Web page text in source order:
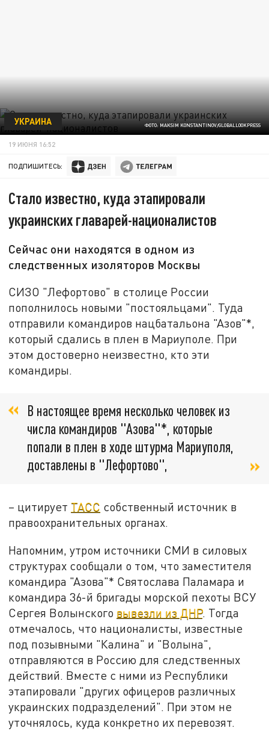
ФОТО: MAKSIM KONSTANTINOV/GLOBALLOOKPRESS
УКРАИНА
19 ИЮНЯ 16:52
ПОДПИШИТЕСЬ:
Стало известно, куда этапировали
украинских главарей-националистов
Сейчас они находятся в одном из
следственных изоляторов Москвы
СИЗО "Лефортово" в столице России
пополнилось новыми "постояльцами". Туда
отправили командиров нацбатальона "Азов"*,
который сдались в плен в Мариуполе. При
этом достоверно неизвестно, кто эти
командиры.
В настоящее время несколько человек из
числа командиров "Азова"*, которые
попали в плен в ходе штурма Мариуполя,
доставлены в "Лефортово",
– цитирует ТАСС собственный источник в
правоохранительных органах.
Напомним, утром источники СМИ в силовых
структурах сообщали о том, что заместителя
командира "Азова"* Святослава Паламара и
командира 36-й бригады морской пехоты ВСУ
Сергея Волынского вывезли из ДНР. Тогда
отмечалось, что националисты, известные
под позывными "Калина" и "Волына",
отправляются в Россию для следственных
действий. Вместе с ними из Республики
этапировали "других офицеров различных
украинских подразделений". При этом не
уточнялось, куда конкретно их перевозят.